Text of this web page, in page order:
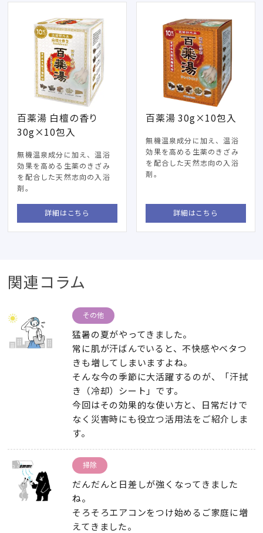
百薬湯 白檀の香り
30g×10包入
無機温泉成分に加え、温浴
効果を高める生薬のきざみ
を配合した天然志向の入浴
剤。
詳細はこちら
百薬湯 30g×10包入
無機温泉成分に加え、温浴
効果を高める生薬のきざみ
を配合した天然志向の入浴
剤。
詳細はこちら
関連コラム
その他
猛暑の夏がやってきました。
常に肌が汗ばんでいると、不快感やベタつ
きも増してしまいますよね。
そんな今の季節に大活躍するのが、「汗拭
き（冷却）シート」です。
今回はその効果的な使い方と、日常だけで
なく災害時にも役立つ活用法をご紹介しま
す。
掃除
だんだんと日差しが強くなってきました
ね。
そろそろエアコンをつけ始めるご家庭に増
えてきました。